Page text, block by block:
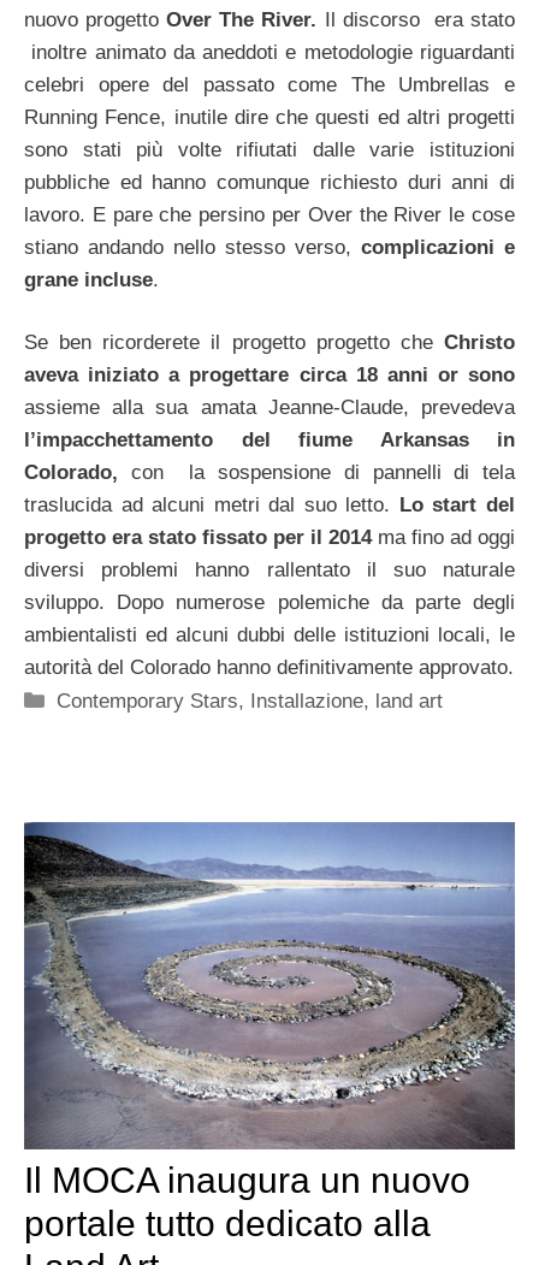
nuovo progettoOver The River. Il discorso era stato
inoltre animato da aneddoti e metodologie riguardanti
celebri opere del passato come The Umbrellas e
Running Fence, inutile dire che questi ed altri progetti
sono stati più volte rifiutati dalle varie istituzioni
pubbliche ed hanno comunque richiesto duri anni di
lavoro. E pare che persino per Over the River le cose
stiano andando nello stesso verso, complicazioni e
grane incluse.
Se ben ricorderete il progetto progetto cheChristo
aveva iniziato a progettare circa 18 anni or sono
assieme alla sua amata Jeanne-Claude, prevedeva
l’impacchettamento del fiume Arkansas in
Colorado, con la sospensione di pannelli di tela
traslucida ad alcuni metri dal suo letto. Lo start del
progetto era stato fissato per il 2014ma fino ad oggi
diversi problemi hanno rallentato il suo naturale
sviluppo. Dopo numerose polemiche da parte degli
ambientalisti ed alcuni dubbi delle istituzioni locali, le
autorità del Colorado hanno definitivamente approvato.
Categorie
Contemporary Stars, Installazione, land art
Il MOCA inaugura un nuovo
portale tutto dedicato alla